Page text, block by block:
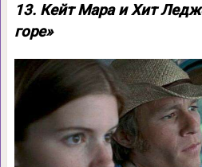
13. Кейт Мара и Хит
горе»